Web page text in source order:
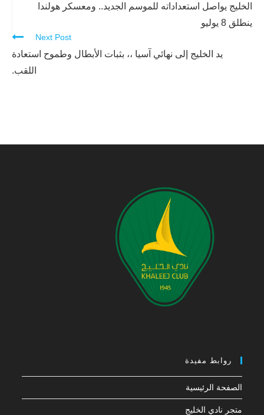
Reading
الخليج يواصل استعداداته للموسم الجديد.. ومعسكر هولندا
ينطلق 8 يوليو
Next Post
يد الخليج إلى نهائي آسيا ،، بثبات الأبطال وطموح استعادة
اللقب.
روابط مفيدة
الصفحة الرئيسية
متجر نادي الخليج